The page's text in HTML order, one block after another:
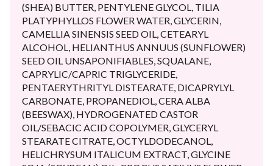
(SHEA) BUTTER, PENTYLENE GLYCOL, TILIA
PLATYPHYLLOS FLOWER WATER, GLYCERIN,
CAMELLIA SINENSIS SEED OIL, CETEARYL
ALCOHOL, HELIANTHUS ANNUUS (SUNFLOWER)
SEED OIL UNSAPONIFIABLES, SQUALANE,
CAPRYLIC/CAPRIC TRIGLYCERIDE,
PENTAERYTHRITYL DISTEARATE, DICAPRYLYL
CARBONATE, PROPANEDIOL, CERA ALBA
(BEESWAX), HYDROGENATED CASTOR
OIL/SEBACIC ACID COPOLYMER, GLYCERYL
STEARATE CITRATE, OCTYLDODECANOL,
HELICHRYSUM ITALICUM EXTRACT, GLYCINE